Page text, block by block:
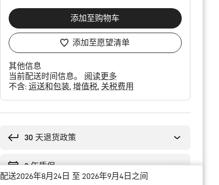
添加至购物车
添加至愿望清单
其他信息
当前配送时间信息。 阅读更多
不含: 运送和包装 增值税 关税费用
30 天退货政策
2 年质保
配送2026年8月24日 至 2026年9月4日之间